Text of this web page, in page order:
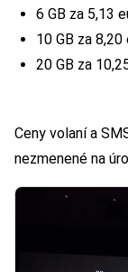
6 GB za 5,13
10 GB za 8,20
20 GB za
Ceny volaní a
nezmenené na